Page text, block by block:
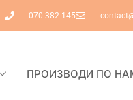
070 382 145
ПРОИЗВОДИ ПО